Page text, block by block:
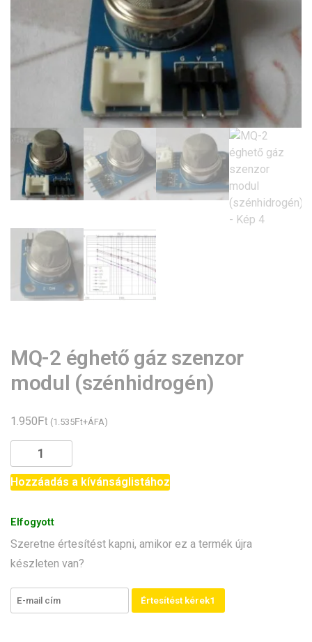
MQ-2 éghető gáz szenzor
modul (szénhidrogén)
1.950Ft (1.535Ft+ÁFA)
2
éghető
szenzor
modul
(szénhidrogén)
mennyiség
Hozzáadás a kívánságlistához
Elfogyott
Szeretne értesítést kapni, amikor ez a termék újra
készleten van?
Értesítést kérek1